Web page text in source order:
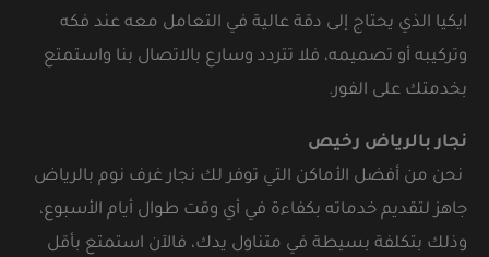
ايكيا الذي يحتاج إلى دقة عالية في التعامل معه عند فكه
وتركيبه أو تصميمه، فلا تتردد وسارع بالاتصال بنا واستمتع
بخدمتك على الفور.
نجار بالرياض رخيص
نحن من أفضل الأماكن التي توفر لك نجار غرف نوم بالرياض
جاهز لتقديم خدماته بكفاءة في أي وقت طوال أيام الأسبوع،
وذلك بتكلفة بسيطة في متناول يدك، فالآن استمتع بأقل